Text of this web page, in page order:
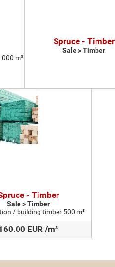
m³
Spruce - Timber
Sale > Timber
- Timber
Sale > Timber
/ building timber 500 m³
EUR /m³